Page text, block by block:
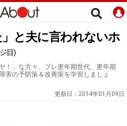
」と夫に言われないホ
目)
！」な方々、プレ更年期世代、更年期
害の予防策＆改善策を学習しましょ
更新日： 2014年01月09日